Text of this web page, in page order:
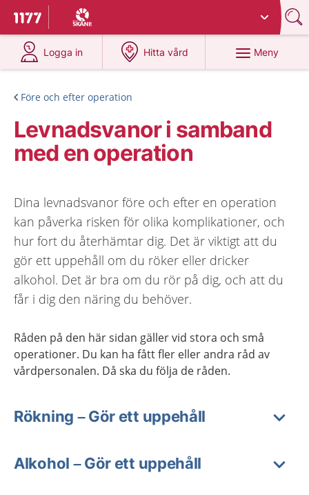
Till startsidan för 1177
Du har valt region
Logga in
på 1177.se
Hitta vård
på 1177.se
Meny
Före och efter operation
Levnadsvanor i samband
med en operation
Dina levnadsvanor före och efter en operation
kan påverka risken för olika komplikationer, och
hur fort du återhämtar dig. Det är viktigt att du
gör ett uppehåll om du röker eller dricker
alkohol. Det är bra om du rör på dig, och att du
får i dig den näring du behöver.
Råden på den här sidan gäller vid stora och små
operationer. Du kan ha fått fler eller andra råd av
vårdpersonalen. Då ska du följa de råden.
Rökning – Gör ett uppehåll
Alkohol – Gör ett uppehåll